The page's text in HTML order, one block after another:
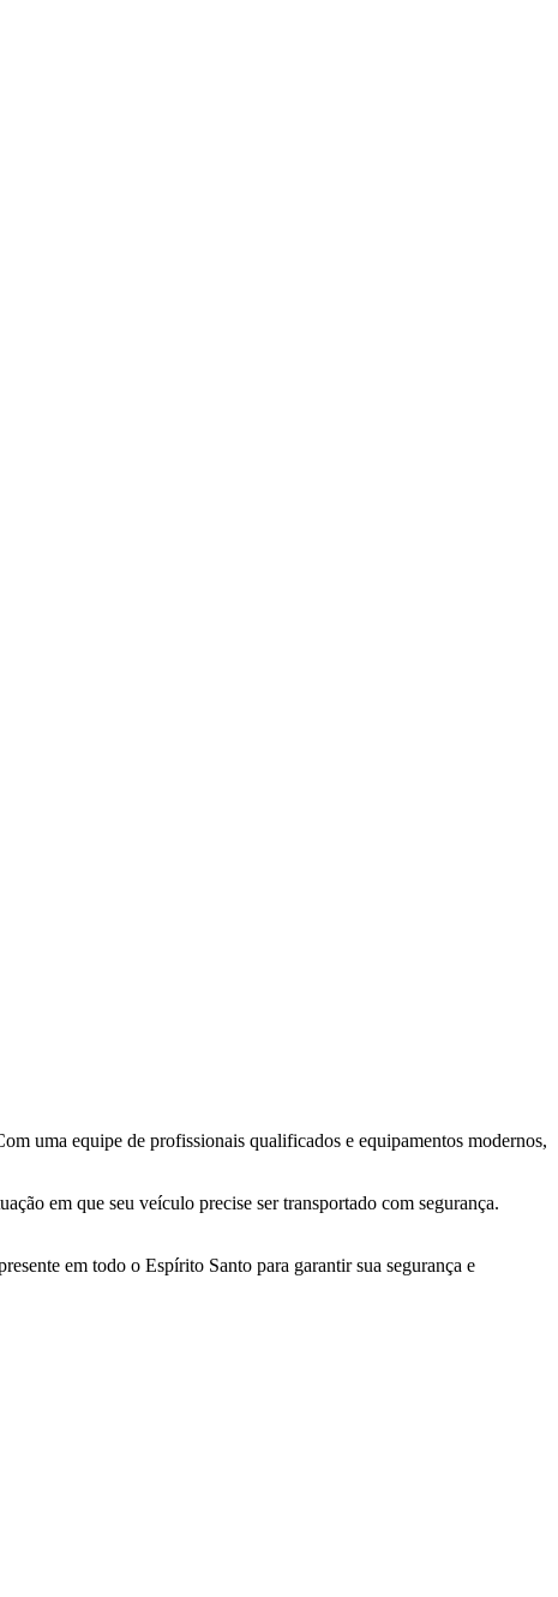
uma equipe de profissionais qualificados e equipamentos modernos,
em que seu veículo precise ser transportado com segurança.
em todo o Espírito Santo para garantir sua segurança e